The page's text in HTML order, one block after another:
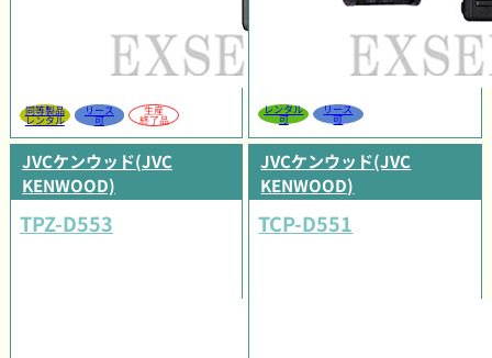
同等製品
レンタル
リース
可
生産
終了品
レンタル
可
リース
可
JVCケンウッド(JVC
KENWOOD)
TPZ-D553
JVCケンウッド(JVC
KENWOOD)
TCP-D551